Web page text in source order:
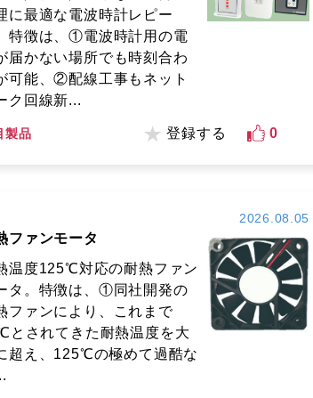
に最適な電波時計レピー
特徴は、①電波時計用の電
届かない場所でも時刻合わ
可能、②配線工事もネット
ク回線新...
製品 登録する 0
2026.08.05
ファンモータ
温度125℃対応の耐熱ファン
タ。特徴は、①同社開発の
ファンにより、これまで
とされてきた耐熱温度を大
超え、125℃の極めて過酷な